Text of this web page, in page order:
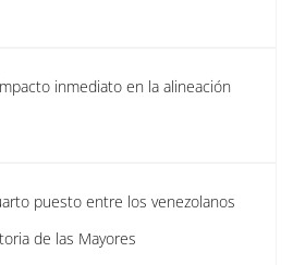
inmediato en la alineación
puesto entre los venezolanos
de las Mayores